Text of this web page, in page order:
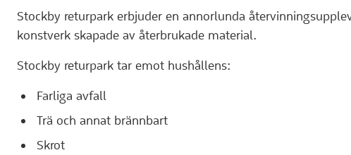
Stockby returpark erbjuder en annorlunda
konstverk skapade av återbrukade material.
Stockby returpark tar emot hushållens:
Farliga avfall
Trä och annat brännbart
Skrot